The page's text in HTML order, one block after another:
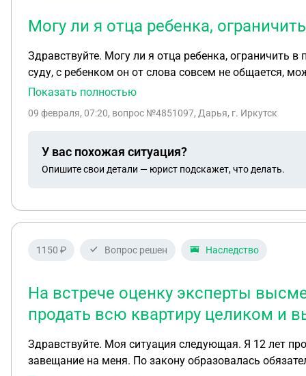
Могу ли я отца ребенка,
Здравствуйте. Могу ли я отца ребенка, ограничить
суду, с ребенком он от слова совсем не общается,
не помогает
Показать полностью
09 февраля, 07:20, вопрос №4851097, Дарья, г. Иркутск
У вас похожая ситуация?
Опишите свои детали — юрист подскажет, что делать.
1150 ₽ Вопрос решен Наследство
На встрече оценку эксперты
продать всю квартиру целиком и
Здравствуйте. Моя ситуация следующая. Я 12 лет прожила с гражданским мужем, у нас есть общий ребенок. Муж скоропостижно скончался. Оставил
завещание на меня. По закону образовалась обязательная доля несовершеннолетним